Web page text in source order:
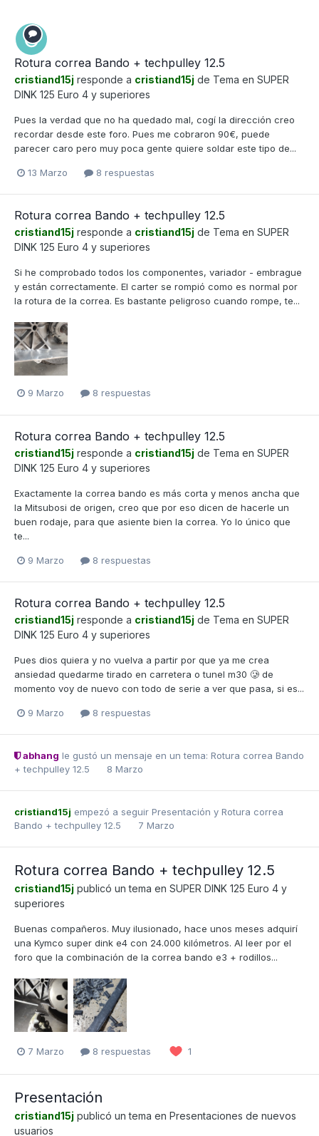
Rotura correa Bando + techpulley 12.5
cristiand15j responde a cristiand15j de Tema en SUPER
DINK 125 Euro 4 y superiores
Pues la verdad que no ha quedado mal, cogí la dirección creo
recordar desde este foro. Pues me cobraron 90€, puede
parecer caro pero muy poca gente quiere soldar este tipo de...
13 Marzo 8 respuestas
Rotura correa Bando + techpulley 12.5
cristiand15j responde a cristiand15j de Tema en SUPER
DINK 125 Euro 4 y superiores
Si he comprobado todos los componentes, variador - embrague
y están correctamente. El carter se rompió como es normal por
la rotura de la correa. Es bastante peligroso cuando rompe, te...
9 Marzo 8 respuestas
Rotura correa Bando + techpulley 12.5
cristiand15j responde a cristiand15j de Tema en SUPER
DINK 125 Euro 4 y superiores
Exactamente la correa bando es más corta y menos ancha que
la Mitsubosi de origen, creo que por eso dicen de hacerle un
buen rodaje, para que asiente bien la correa. Yo lo único que
te...
9 Marzo 8 respuestas
Rotura correa Bando + techpulley 12.5
cristiand15j responde a cristiand15j de Tema en SUPER
DINK 125 Euro 4 y superiores
Pues dios quiera y no vuelva a partir por que ya me crea
ansiedad quedarme tirado en carretera o tunel m30 🥲 de
momento voy de nuevo con todo de serie a ver que pasa, si es...
9 Marzo 8 respuestas
abhang le gustó un mensaje en un tema: Rotura correa Bando
+ techpulley 12.5
8 Marzo
cristiand15j empezó a seguir Presentación y Rotura correa
Bando + techpulley 12.5
7 Marzo
Rotura correa Bando + techpulley 12.5
cristiand15j publicó un tema en SUPER DINK 125 Euro 4 y
superiores
Buenas compañeros. Muy ilusionado, hace unos meses adquirí
una Kymco super dink e4 con 24.000 kilómetros. Al leer por el
foro que la combinación de la correa bando e3 + rodillos...
7 Marzo 8 respuestas 1
Presentación
cristiand15j publicó un tema en Presentaciones de nuevos
usuarios